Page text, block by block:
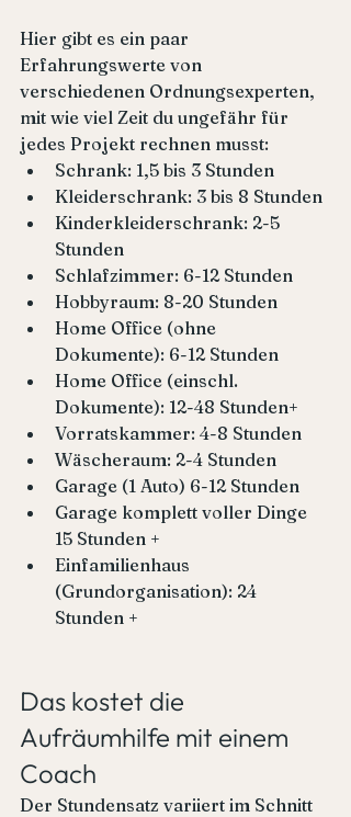
Hier gibt es ein paar
Erfahrungswerte von
verschiedenen Ordnungsexperten,
mit wie viel Zeit du ungefähr für
jedes Projekt rechnen musst:
Schrank: 1,5 bis 3 Stunden
Kleiderschrank: 3 bis 8 Stunden
Kinderkleiderschrank: 2-5
Stunden
Schlafzimmer: 6-12 Stunden
Hobbyraum: 8-20 Stunden
Home Office (ohne
Dokumente): 6-12 Stunden
Home Office (einschl.
Dokumente): 12-48 Stunden+
Vorratskammer: 4-8 Stunden
Wäscheraum: 2-4 Stunden
Garage (1 Auto) 6-12 Stunden
Garage komplett voller Dinge
15 Stunden +
Einfamilienhaus
(Grundorganisation): 24
Stunden +
Das kostet die
Aufräumhilfe mit einem
Coach
Der Stundensatz variiert im Schnitt